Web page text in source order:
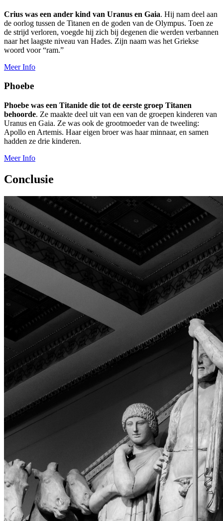
Crius was een ander kind van Uranus en Gaia. Hij nam deel aan
de oorlog tussen de Titanen en de goden van de Olympus. Toen ze
de strijd verloren, voegde hij zich bij degenen die werden verbannen
naar het laagste niveau van Hades. Zijn naam was het Griekse
woord voor “ram.”
Meer Info
Phoebe
Phoebe was een Titanide die tot de eerste groep Titanen
behoorde. Ze maakte deel uit van een van de groepen kinderen van
Uranus en Gaia. Ze was ook de grootmoeder van de tweeling:
Apollo en Artemis. Haar eigen broer was haar minnaar, en samen
hadden ze drie kinderen.
Meer Info
Conclusie